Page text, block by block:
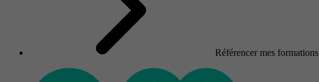
Référencer mes formations